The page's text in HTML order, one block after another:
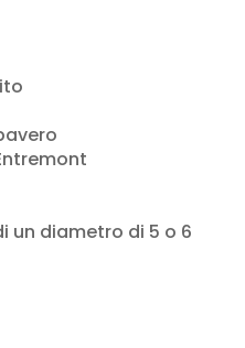
un diametro di 5 o 6